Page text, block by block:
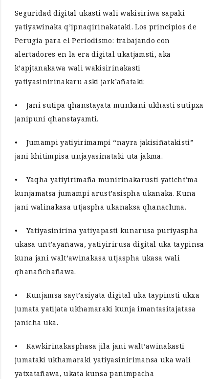
Seguridad digital ukasti wali wakisiriwa sapaki
yatiyawinaka q’ipnaqirinakataki. Los principios de
Perugia para el Periodismo: trabajando con
alertadores en la era digital ukatjamsti, aka
k’apjtanakawa wali wakisirinakasti
yatiyasinirinakaru aski jark’añataki:
• Jani sutipa qhanstayata munkani ukhasti sutipxa
janipuni qhanstayamti.
• Jumampi yatiyirimampi “nayra jakisiñatakisti”
jani khitimpisa uñjayasiñataki uta jakma.
• Yaqha yatiyirimaña munirinakarusti yaticht’ma
kunjamatsa jumampi arust’asispha ukanaka. Kuna
jani walinakasa utjaspha ukanaksa qhanachma.
• Yatiyasinirina yatiyapasti kunarusa puriyaspha
ukasa uñt’ayañawa, yatiyirirusa digital uka taypinsa
kuna jani walt’awinakasa utjaspha ukasa wali
qhanañchañawa.
• Kunjamsa sayt’asiyata digital uka taypinsti ukxa
jumata yatijata ukhamaraki kunja imantasitajatasa
janicha uka.
• Kawkirinakasphasa jila jani walt’awinakasti
jumataki ukhamaraki yatiyasinirimansa uka wali
yatxatañawa, ukata kunsa panimpacha